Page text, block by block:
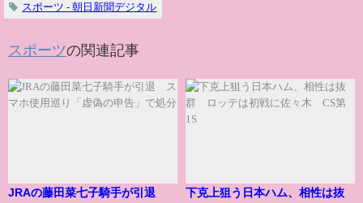
スポーツ - 朝日新聞デジタル
スポーツの関連記事
JRAの藤田菜七子騎手が引退
下克上狙う日本ハム、相性は抜